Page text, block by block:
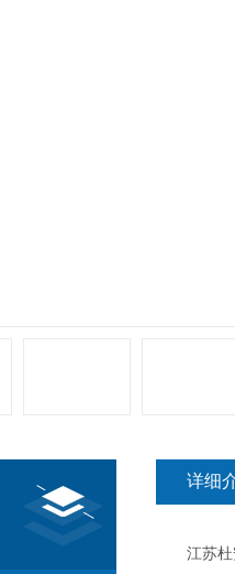
详细
江苏杜安